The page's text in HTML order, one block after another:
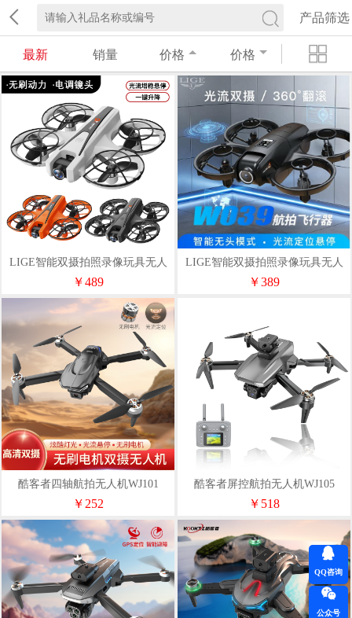
产品筛选
最新 销量 价格 价格
LIGE智能双摄拍照录像玩具无人
机W040
￥489
LIGE智能双摄拍照录像玩具无人
机W039
￥389
酷客者四轴航拍无人机WJ101
￥252
酷客者屏控航拍无人机WJ105
￥518
QQ咨询
公众号